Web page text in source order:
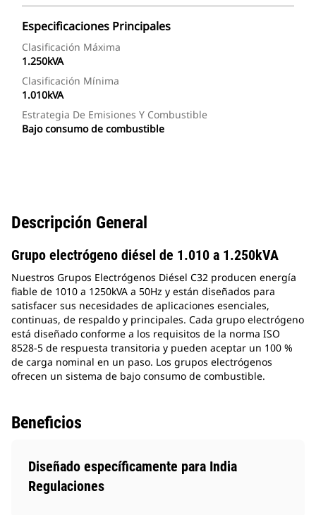
Especificaciones Principales
Clasificación Máxima
1.250kVA
Clasificación Mínima
1.010kVA
Estrategia De Emisiones Y Combustible
Bajo consumo de combustible
Descripción General
Grupo electrógeno diésel de 1.010 a 1.250kVA
Nuestros Grupos Electrógenos Diésel C32 producen energía
fiable de 1010 a 1250kVA a 50Hz y están diseñados para
satisfacer sus necesidades de aplicaciones esenciales,
continuas, de respaldo y principales. Cada grupo electrógeno
está diseñado conforme a los requisitos de la norma ISO
8528-5 de respuesta transitoria y pueden aceptar un 100 %
de carga nominal en un paso. Los grupos electrógenos
ofrecen un sistema de bajo consumo de combustible.
Beneficios
Diseñado específicamente para India
Regulaciones